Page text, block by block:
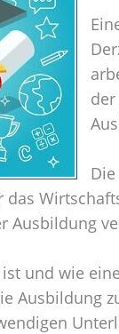
Ausbildung
und wie
Ausbildung